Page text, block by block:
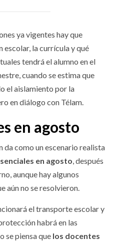
ya vigentes hay que
la currícula y qué
tendrá el alumno en el
cuando se estima que
el aislamiento por la
en diálogo con Télam.
en agosto
da como un escenario realista
en agosto, después
aunque hay algunos
aún no se resolvieron.
el transporte escolar y
habrá en las
se piensa que los docentes